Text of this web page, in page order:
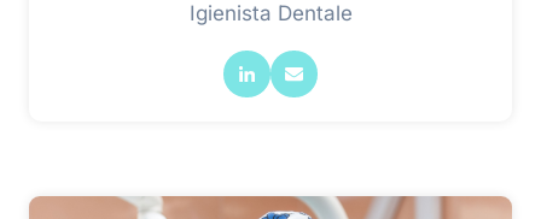
Igienista Dentale